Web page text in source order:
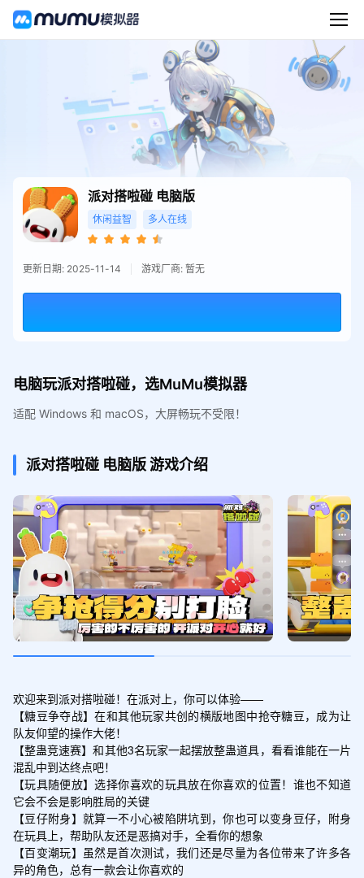
派对搭啦碰 电脑版
休闲益智 多人在线
更新日期: 2025-11-14 游戏厂商: 暂无
电脑玩派对搭啦碰，选MuMu模拟器
适配 Windows 和 macOS，大屏畅玩不受限！
派对搭啦碰 电脑版游戏介绍
欢迎来到派对搭啦碰！在派对上，你可以体验——
【糖豆争夺战】在和其他玩家共创的横版地图中抢夺糖豆，成为让
队友仰望的操作大佬！
【整蛊竞速赛】和其他3名玩家一起摆放整蛊道具，看看谁能在一片
混乱中到达终点吧！
【玩具随便放】选择你喜欢的玩具放在你喜欢的位置！谁也不知道
它会不会是影响胜局的关键
【豆仔附身】就算一不小心被陷阱坑到，你也可以变身豆仔，附身
在玩具上，帮助队友还是恶搞对手，全看你的想象
【百变潮玩】虽然是首次测试，我们还是尽量为各位带来了许多各
异的角色，总有一款会让你喜欢的